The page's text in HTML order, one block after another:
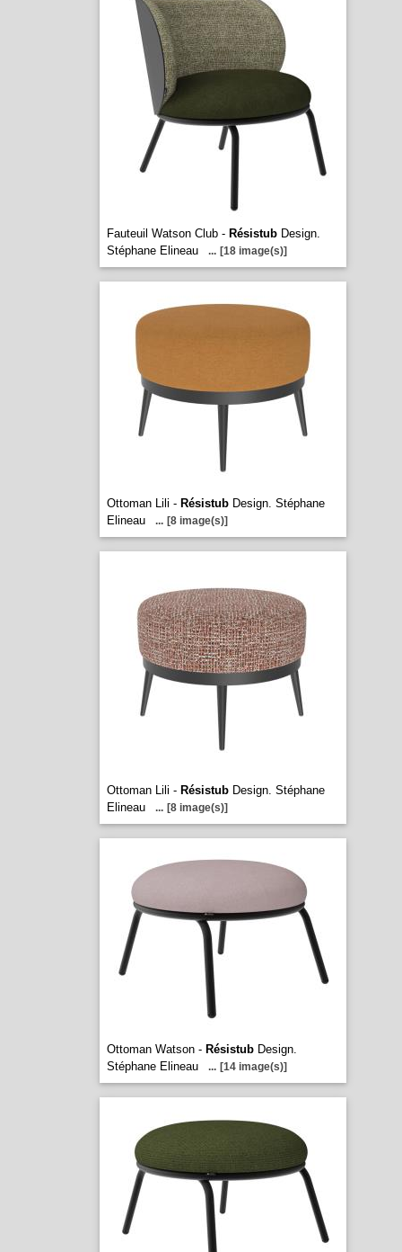
Fauteuil Watson Club - RésistubDesign.
Stéphane Elineau
... [18 image(s)]
Ottoman Lili - RésistubDesign. Stéphane
Elineau
... [8 image(s)]
Ottoman Lili - RésistubDesign. Stéphane
Elineau
... [8 image(s)]
Ottoman Watson - RésistubDesign.
Stéphane Elineau
... [14 image(s)]